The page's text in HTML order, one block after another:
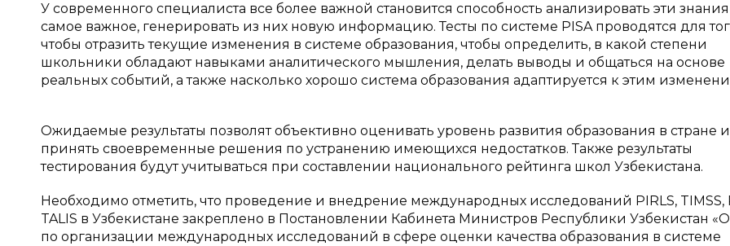
У современного специалиста все более важной становится способность анализировать эти знания
самое важное, генерировать из них новую информацию. Тесты по системе PISA проводятся для
чтобы отразить текущие изменения в системе образования, чтобы определить, в какой степени
школьники обладают навыками аналитического мышления, делать выводы и общаться на основе
реальных событий, а также насколько хорошо система образования адаптируется к этим
Ожидаемые результаты позволят объективно оценивать уровень развития образования в стране и
принять своевременные решения по устранению имеющихся недостатков. Также результаты
тестирования будут учитываться при составлении национального рейтинга школ Узбекистана.
Необходимо отметить, что проведение и внедрение международных исследований PIRLS, TIMSS,
TALIS в Узбекистане закреплено в Постановлении Кабинета Министров Республики Узбекистан
по организации международных исследований в сфере оценки качества образования в системе